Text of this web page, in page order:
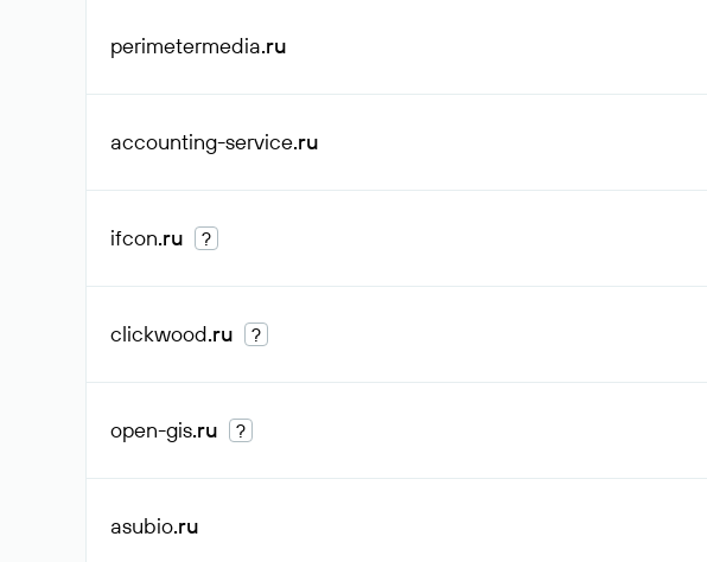
perimetermedia.ru
accounting-service.ru
ifcon.ru ?
clickwood.ru ?
open-gis.ru ?
asubio.ru